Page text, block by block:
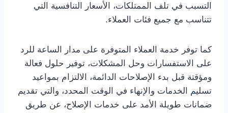
التسبب في تلف الممتلكات، الأسعار التنافسية التي
تتناسب مع جميع فئات العملاء.
كما توفر خدمة العملاء المتوفرة على مدار الساعة للرد
على الاستفسارات وحل المشكلات، توفير حلول فعالة
ومؤقتة قبل بدء الإصلاحات الدائمة، الالتزام بمواعيد
تسليم الخدمات والإنهاء في الوقت المحدد، والتي تقديم
ضمانات طويلة الأمد على خدمات الإصلاح، عن طريق